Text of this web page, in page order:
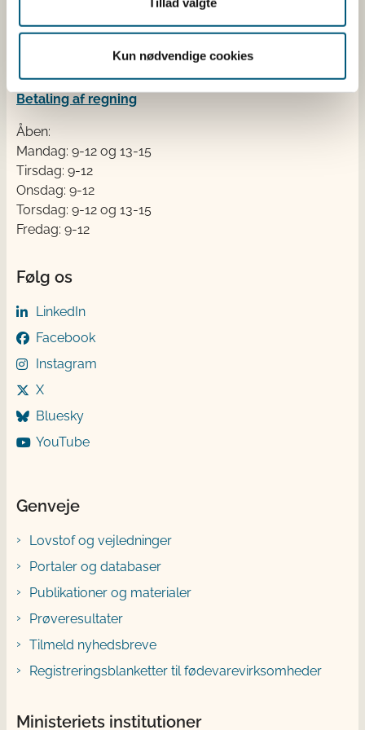
Kun nødvendige cookies
2600 Glostrup
Tlf. 72 2​​​7 69 00
EAN
Betaling af regning
Åben:
Mandag: 9-12 og 13-15
Tirsdag: 9-12
Onsdag: 9-12
Torsdag: 9-12 og 13-15
Fredag: 9-12
Følg os
LinkedIn
Facebook
Instagram
X
Bluesky
YouTube
Genveje
Lovstof og vejledninger
Portaler og databaser
Publikationer og materialer
Prøveresultater
Tilmeld nyhedsbreve
Registreringsblanketter til fødevarevirksomheder
Ministeriets institutioner